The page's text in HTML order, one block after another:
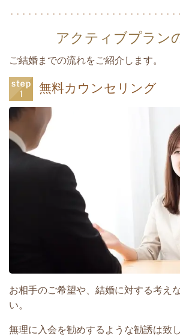
アクティブプラン
ご結婚までの流れをご紹介します。
無料カウンセリング
お相手のご希望や、結婚に対する考え
い。
無理に入会を勧めするような勧誘は致